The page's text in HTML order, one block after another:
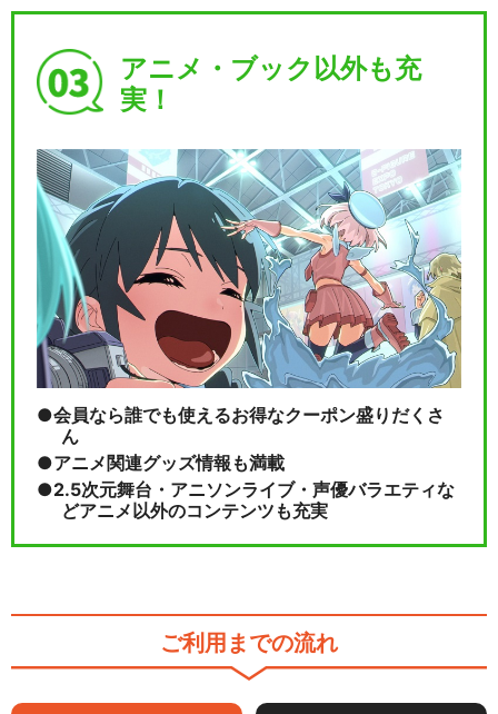
アニメ・ブック以外も充
実！
会員なら誰でも使えるお得なクーポン盛りだくさ
ん
アニメ関連グッズ情報も満載
2.5次元舞台・アニソンライブ・声優バラエティな
どアニメ以外のコンテンツも充実
ご利用までの流れ